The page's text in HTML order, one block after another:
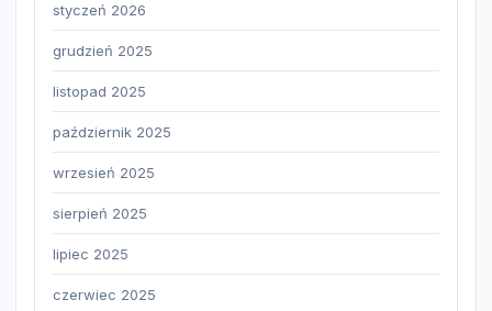
styczeń 2026
grudzień 2025
listopad 2025
październik 2025
wrzesień 2025
sierpień 2025
lipiec 2025
czerwiec 2025